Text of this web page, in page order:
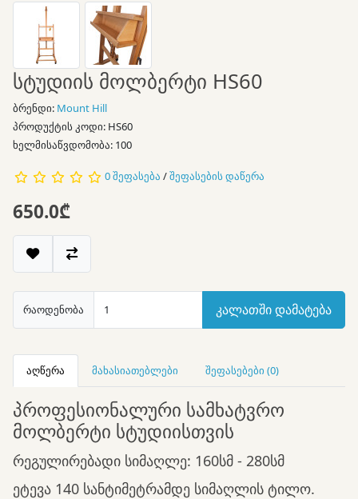
სტუდიის მოლბერტი HS60
ბრენდი: Mount Hill
პროდუქტის კოდი: HS60
ხელმისაწვდომობა: 100
0 შეფასება /შეფასების დაწერა
650.0₾
რაოდენობა კალათში დამატება
აღწერა მახასიათებლები შეფასებები (0)
პროფესიონალური სამხატვრო
მოლბერტი სტუდიისთვის
რეგულირებადი სიმაღლე: 160სმ - 280სმ
ეტევა 140 სანტიმეტრამდე სიმაღლის ტილო.